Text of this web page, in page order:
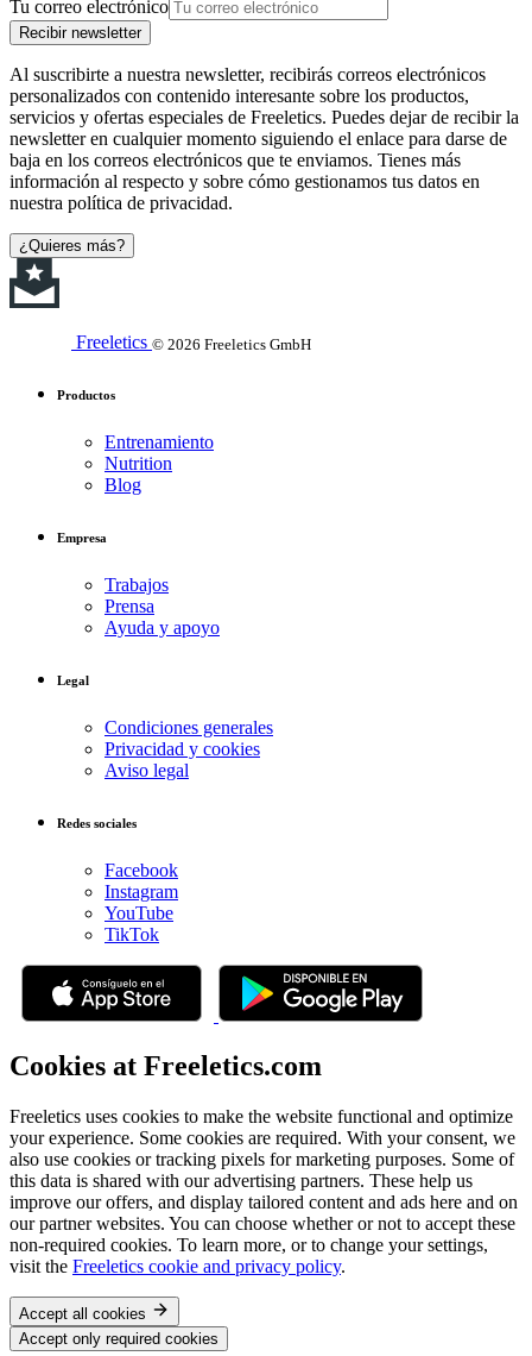
Tu correo electrónico
Recibir newsletter
Al suscribirte a nuestra newsletter, recibirás correos electrónicos
personalizados con contenido interesante sobre los productos,
servicios y ofertas especiales de Freeletics. Puedes dejar de recibir la
newsletter en cualquier momento siguiendo el enlace para darse de
baja en los correos electrónicos que te enviamos. Tienes más
información al respecto y sobre cómo gestionamos tus datos en
nuestra política de privacidad.
¿Quieres más?
Freeletics © 2026 Freeletics GmbH
Productos
Entrenamiento
Nutrition
Blog
Empresa
Trabajos
Prensa
Ayuda y apoyo
Legal
Condiciones generales
Privacidad y cookies
Aviso legal
Redes sociales
Facebook
Instagram
YouTube
TikTok
Cookies at Freeletics.com
Freeletics uses cookies to make the website functional and optimize
your experience. Some cookies are required. With your consent, we
also use cookies or tracking pixels for marketing purposes. Some of
this data is shared with our advertising partners. These help us
improve our offers, and display tailored content and ads here and on
our partner websites. You can choose whether or not to accept these
non-required cookies. To learn more, or to change your settings,
visit the Freeletics cookie and privacy policy.
Accept all cookies
Accept only required cookies